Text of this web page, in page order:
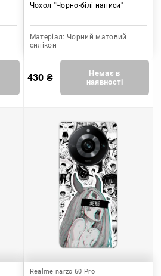
Чохол "Чорно-білі написи"
Матеріал: Чорний матовий
силікон
430 ₴
Немає в
наявності
Realme narzo 60 Pro